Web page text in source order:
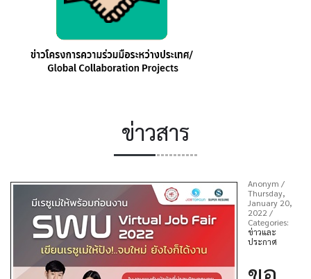
ข่าวสาร
Anonym /
Thursday,
January 20,
2022/
Categories:
ข่าวและ
ประกาศ